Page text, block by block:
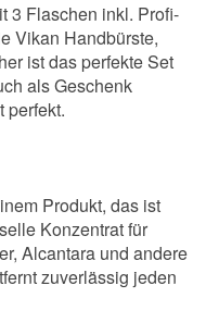
3 Flaschen inkl. Profi-
Vikan Handbürste,
ist das perfekte Set
als Geschenk
perfekt.
Produkt, das ist
Konzentrat für
Alcantara und andere
zuverlässig jeden